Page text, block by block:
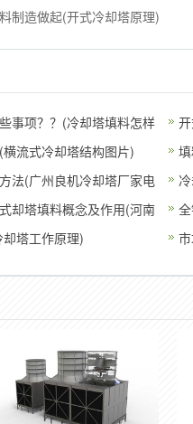
制造做起(开式冷却塔原理)
事项？？(冷却塔填料怎样
流式冷却塔结构图片)
法(广州良机冷却塔厂家电
却塔填料概念及作用(河南
塔工作原理)